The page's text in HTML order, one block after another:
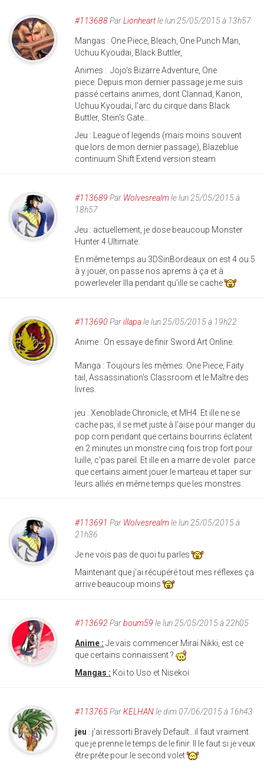
#113688ParLionheartle lun 25/05/2015 à 13h57
Mangas : One Piece, Bleach, One Punch Man,
Uchuu Kyoudai, Black Buttler,
Animes : Jojo's Bizarre Adventure, One
piece. Depuis mon dernier passage je me suis
passé certains animes, dont Clannad, Kanon,
Uchuu Kyoudai, l'arc du cirque dans Black
Buttler, Stein's Gate...
Jeu : League of legends (mais moins souvent
que lors de mon dernier passage), Blazeblue
continuum Shift Extend version steam
#113689 Par Wolvesrealmle lun 25/05/2015 à
18h57
Jeu : actuellement, je dose beaucoup Monster
Hunter 4 Ultimate.
En même temps au 3DSinBordeaux on est 4 ou 5
à y jouer, on passe nos aprems à ça et à
powerleveler Illa pendant qu'ille se cache
#113690 Parillapale lun 25/05/2015 à 19h22
Anime : On essaye de finir Sword Art Online.
Manga : Toujours les mêmes. One Piece, Faity
tail, Assassination's Classroom et le Maître des
livres.
jeu : Xenoblade Chronicle, et MH4. Et ille ne se
cache pas, il se met juste à l'aise pour manger du
pop corn pendant que certains bourrins éclatent
en 2 minutes un monstre cinq fois trop fort pour
luille, c'pas pareil. Et ille en a marre de voler parce
que certains aiment jouer le marteau et taper sur
leurs alliés en même temps que les monstres.
#113691 Par Wolvesrealmle lun 25/05/2015 à
21h36
Je ne vois pas de quoi tu parles
Maintenant que j'ai récupéré tout mes réflexes ça
arrive beaucoup moins
#113692 Parboum59 le lun 25/05/2015 à 22h05
Anime : Je vais commencer Mirai Nikki, est ce
que certains connaissent ?
Mangas : Koi to Uso et Nisekoi
#113765ParKELHANle dim 07/06/2015 à 16h43
jeu : j'ai ressorti Bravely Default...il faut vraiment
que je prenne le temps de le finir. Il le faut si je veux
être prête pour le second volet